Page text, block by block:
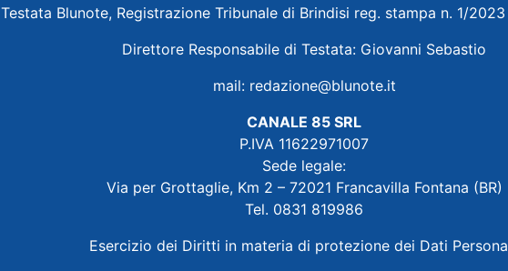
Testata Blunote, Registrazione Tribunale di Brindisi reg. stampa n. 1/
Direttore Responsabile di Testata: Giovanni Sebastio
mail: redazione@blunote.it
CANALE 85 SRL
P.IVA 11622971007
Sede legale:
Via per Grottaglie, Km 2 – 72021 Francavilla Fontana (BR)
Tel. 0831 819986
Esercizio dei Diritti in materia di protezione dei Dati